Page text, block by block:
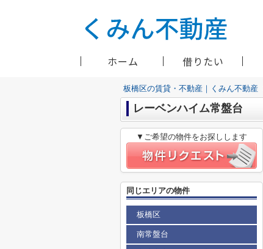
ホーム 借りたい
板橋区の賃貸・不動産｜くみん不動産
レーベンハイム常盤台
▼ご希望の物件をお探しします
同じエリアの物件
板橋区
南常盤台